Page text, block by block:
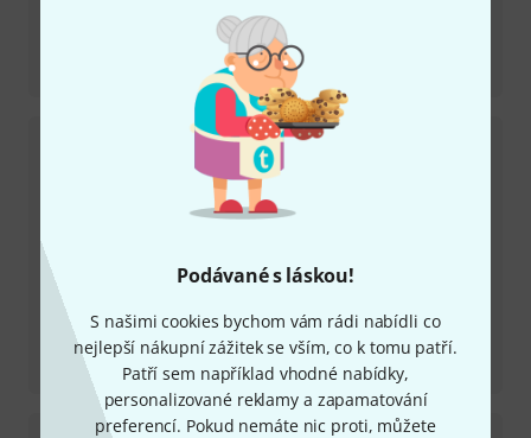
Podávané s láskou!
S našimi cookies bychom vám rádi nabídli co
nejlepší nákupní zážitek se vším, co k tomu patří.
Patří sem například vhodné nabídky,
personalizované reklamy a zapamatování
preferencí. Pokud nemáte nic proti, můžete
Recenze
H1essential